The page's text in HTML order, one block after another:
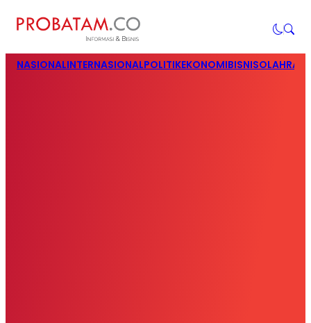
NASIONALINTERNASIONALPOLITIKEKONOMIBISNIS